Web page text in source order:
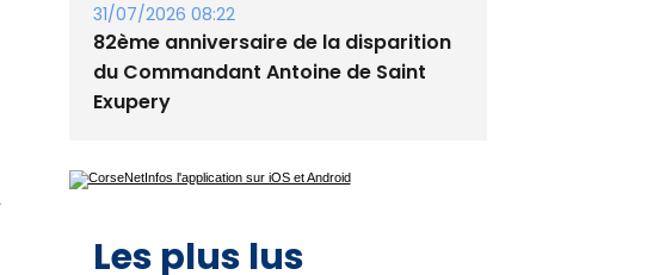
31/07/2026 08:22
82ème anniversaire de la disparition
du Commandant Antoine de Saint
Exupery
Les plus lus